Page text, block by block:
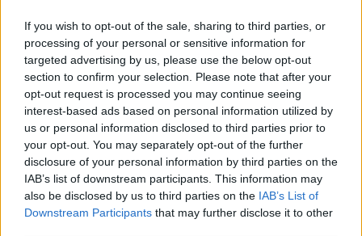
If you wish to opt-out of the sale, sharing to third parties, or
processing of your personal or sensitive information for
targeted advertising by us, please use the below opt-out
section to confirm your selection. Please note that after your
opt-out request is processed you may continue seeing
interest-based ads based on personal information utilized by
us or personal information disclosed to third parties prior to
your opt-out. You may separately opt-out of the further
disclosure of your personal information by third parties on the
IAB’s list of downstream participants. This information may
also be disclosed by us to third parties on the IAB’s List of
Downstream Participants that may further disclose it to other
συσκευασίας ETERNITY – με έμπνευση από την
ομορφιά και τη γαλήνη του ωκεανού και την
φρεσκάδα ενός ανθισμένου κήπου. Το
μπουκάλι του ETERNITY Eau Fresh for Her είναι
ψηλό και κομψό και εμφανίζεται σε
παιχνιδιάρικο γυναικείο ροζ που συνοδεύεται
από γκρίζα γράμματα, ενώ το πιο συμπαγές
ETERNITY Cologne for Him προσφέρεται σε ένα
γαλήνιο πράσινο σαν τον αφρό της θάλασσας.